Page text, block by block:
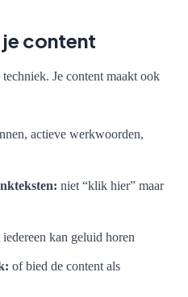
content
Je content maakt ook
actieve werkwoorden,
niet “klik hier” maar
iedereen kan geluid horen
of bied de content als